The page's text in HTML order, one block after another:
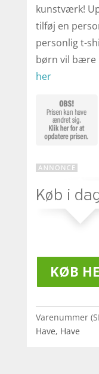
kunstværk!
tilføj en
personlig t-
børn vil bære
her
KØB
Varenummer
Have, Have